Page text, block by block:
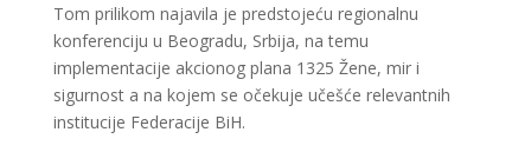
Tom prilikom najavila je predstojeću regionalnu
konferenciju u Beogradu, Srbija, na temu
implementacije akcionog plana 1325 Žene, mir i
sigurnost a na kojem se očekuje učešće relevantnih
institucije Federacije BiH.